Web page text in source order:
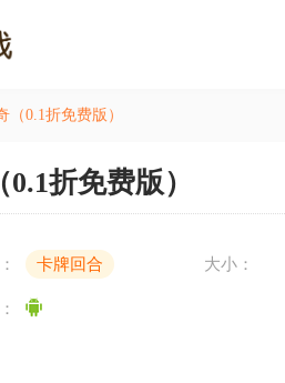
（0.1折免费版）
折免费版）
卡牌回合 大小：